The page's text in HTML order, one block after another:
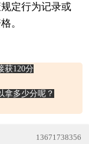
定行为记录或
。
获120分
拿多少分呢？
13671738356